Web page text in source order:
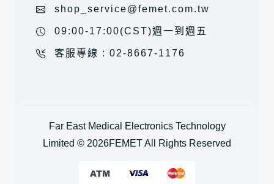
shop_service@femet.com.tw
09:00-17:00(CST)週一到週五
客服專線 : 02-8667-1176
Far East Medical Electronics Technology
Limited © 2026FEMET All Rights Reserved